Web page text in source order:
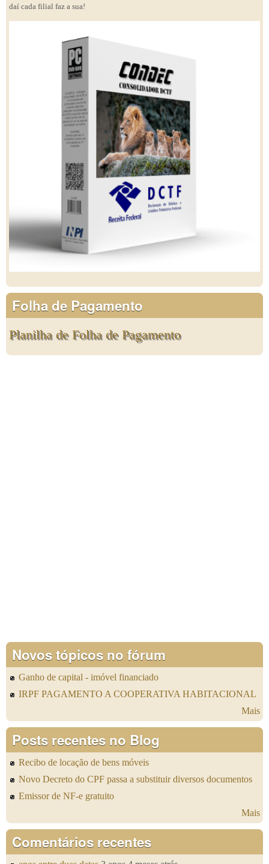
daí cada filial faz a sua!
Folha de Pagamento
Planilha de Folha de Pagamento
Novos tópicos no fórum
Ganho de capital - imóvel financiado
IRPF PAGAMENTO A COOPERATIVA HABITACIONAL
Mais
Posts recentes no Blog
Recibo de locação de bens móveis
Novo Decreto do CPF passa a substituir diversos documentos
Emissor de NF-e gratuito
Mais
Comentários recentes